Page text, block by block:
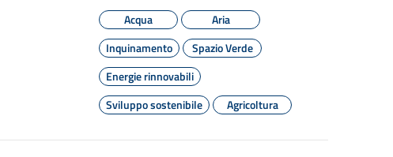
Acqua
Aria
Inquinamento
Spazio Verde
Energie rinnovabili
Sviluppo sostenibile
Agricoltura